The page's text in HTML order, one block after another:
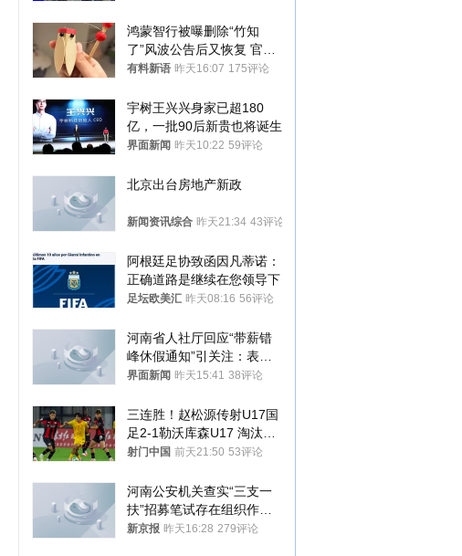
鸿蒙智行被曝删除“竹知
了”风波公告后又恢复 官媒
曾力挺：劝华为要大度的，
有料新语 昨天16:07 175评论
宇树王兴兴身家已超180
亿，一批90后新贵也将诞生
界面新闻 昨天10:22 59评论
北京出台房地产新政
新闻资讯综合 昨天21:34 43评论
阿根廷足协致函因凡蒂诺：
正确道路是继续在您领导下
足坛欧美汇 昨天08:16 56评论
河南省人社厅回应“带薪错
峰休假通知”引关注：表述
不够准确，待修改后印发
界面新闻 昨天15:41 38评论
三连胜！赵松源传射U17国
足2-1勒沃库森U17 淘汰赛
将战河床
射门中国 前天21:50 53评论
河南公安机关查实“三支一
扶”招募笔试存在组织作弊
犯罪行为
新京报 昨天16:28 279评论